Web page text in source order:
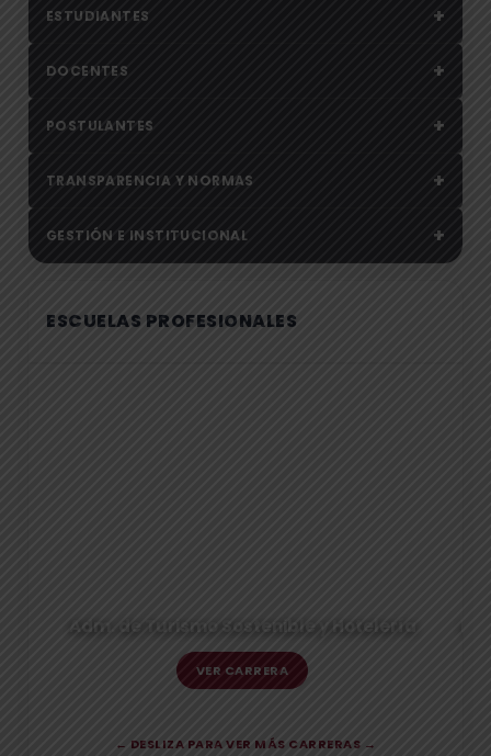
ESTUDIANTES +
DOCENTES +
POSTULANTES +
TRANSPARENCIA Y NORMAS +
GESTIÓN E INSTITUCIONAL +
ESCUELAS PROFESIONALES
Adm. de Turismo Sostenible y Hotelería
VER CARRERA
← DESLIZA PARA VER MÁS CARRERAS →